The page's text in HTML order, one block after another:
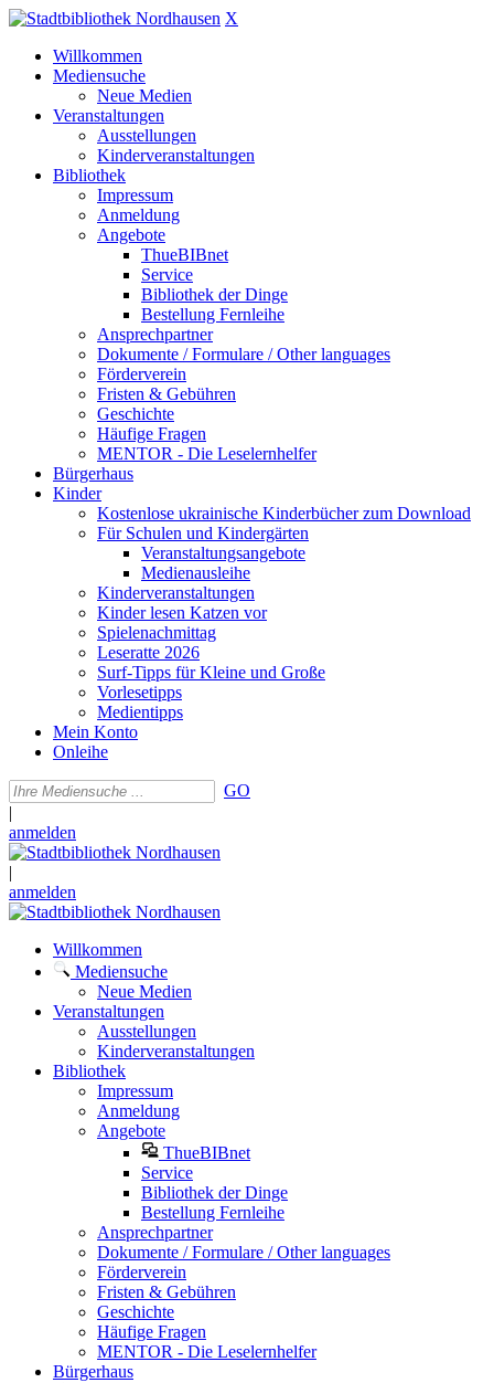
X
Willkommen
Mediensuche
Neue Medien
Veranstaltungen
Ausstellungen
Kinderveranstaltungen
Bibliothek
Impressum
Anmeldung
Angebote
ThueBIBnet
Service
Bibliothek der Dinge
Bestellung Fernleihe
Ansprechpartner
Dokumente / Formulare / Other languages
Förderverein
Fristen & Gebühren
Geschichte
Häufige Fragen
MENTOR - Die Leselernhelfer
Bürgerhaus
Kinder
Kostenlose ukrainische Kinderbücher zum Download
Für Schulen und Kindergärten
Veranstaltungsangebote
Medienausleihe
Kinderveranstaltungen
Kinder lesen Katzen vor
Spielenachmittag
Leseratte 2026
Surf-Tipps für Kleine und Große
Vorlesetipps
Medientipps
Mein Konto
Onleihe
GO
|
anmelden
|
anmelden
Willkommen
Mediensuche
Neue Medien
Veranstaltungen
Ausstellungen
Kinderveranstaltungen
Bibliothek
Impressum
Anmeldung
Angebote
ThueBIBnet
Service
Bibliothek der Dinge
Bestellung Fernleihe
Ansprechpartner
Dokumente / Formulare / Other languages
Förderverein
Fristen & Gebühren
Geschichte
Häufige Fragen
MENTOR - Die Leselernhelfer
Bürgerhaus